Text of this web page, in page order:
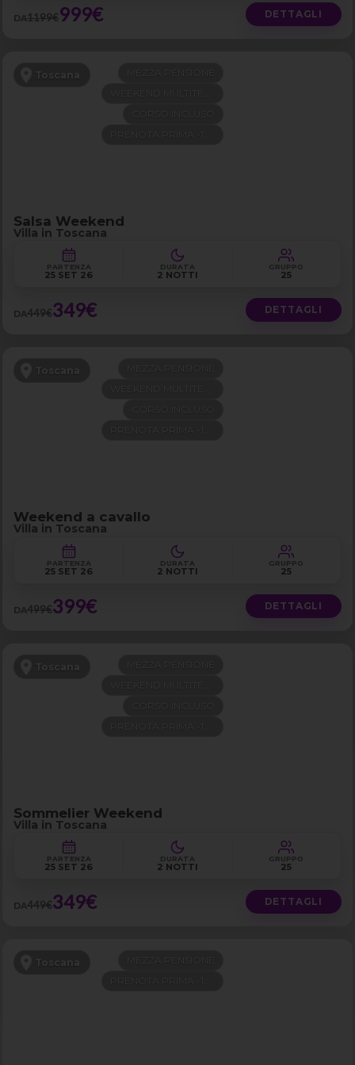
DA1199€999€ DETTAGLI
Toscana
Salsa Weekend
Villa in Toscana
PARTENZA
25 SET 26
DURATA
2 NOTTI
GRUPPO
25
DA449€349€ DETTAGLI
Toscana
Weekend a cavallo
Villa in Toscana
PARTENZA
25 SET 26
DURATA
2 NOTTI
GRUPPO
25
DA499€399€ DETTAGLI
Toscana
Sommelier Weekend
Villa in Toscana
PARTENZA
25 SET 26
DURATA
2 NOTTI
GRUPPO
25
DA449€349€ DETTAGLI
Toscana